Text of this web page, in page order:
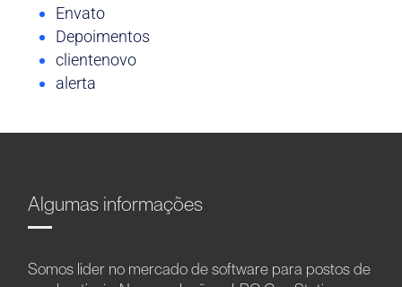
Envato
Depoimentos
clientenovo
alerta
Algumas informações
Somos líder no mercado de software para postos de